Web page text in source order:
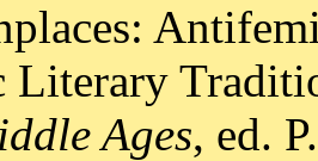
Literary
Ages, ed.